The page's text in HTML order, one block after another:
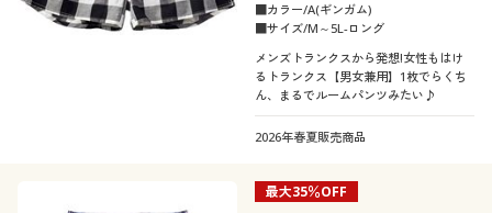
■カラー/A(ギンガム)
■サイズ/M～5L-ロング
メンズトランクスから発想!女性もはけ
るトランクス【男女兼用】1枚でらくち
ん、まるでルームパンツみたい♪
2026年春夏販売商品
最大35％OFF